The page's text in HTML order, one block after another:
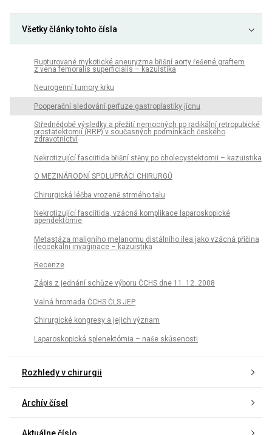
Všetky články tohto čísla
Rupturované mykotické aneuryzma břišní aorty řešené graftem
z vena femoralis superficialis – kazuistika
Neurogenní tumory krku
Pooperační sledování perfuze gastroplastiky jícnu
Střednědobé výsledky a přežití nemocných po radikální retropubické
prostatektomii (RRP) v současných podmínkách českého
zdravotnictví
Nekrotizující fasciitida břišní stěny po cholecystektomii – kazuistika
O MEZINÁRODNÍ SPOLUPRÁCI CHIRURGŮ
Chirurgická léčba vrozeně strmého talu
Nekrotizující fasciitida, vzácná komplikace laparoskopické
apendektomie
Metastáza maligního melanomu distálního ilea jako vzácná příčina
ileocekální invaginace – kazuistika
Recenze
Zápis z jednání schůze výboru ČCHS dne 11. 12. 2008
Valná hromada ČCHS ČLS JEP
Chirurgické kongresy a jejich význam
Laparoskopická splenektómia – naše skúsenosti
Rozhledy v chirurgii
Archív čísel